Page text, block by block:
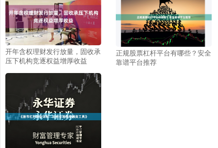
开年含权理财发行放量，固收承
压下机构竞逐权益增厚收益
正规股票杠杆平台有哪些？安全
靠谱平台推荐